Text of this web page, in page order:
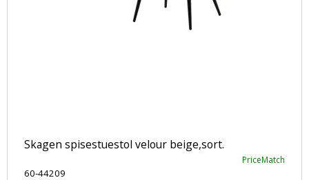
Skagen spisestuestol velour beige,sort.
PriceMatch
60-44209